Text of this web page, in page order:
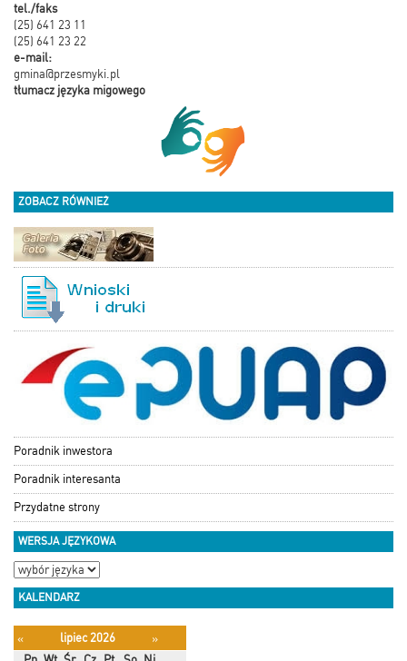
tel./faks
(25) 641 23 11
(25) 641 23 22
e-mail:
gmina@przesmyki.pl
tłumacz języka migowego
ZOBACZ RÓWNIEŻ
Poradnik inwestora
Poradnik interesanta
Przydatne strony
WERSJA JĘZYKOWA
KALENDARZ
« lipiec 2026
»